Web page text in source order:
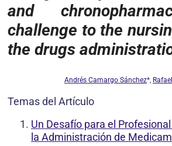
and
challenge to the
the drugs
Andrés Camargo Sánchez*,
Temas del Artículo
Un Desafío para el
la Administración de